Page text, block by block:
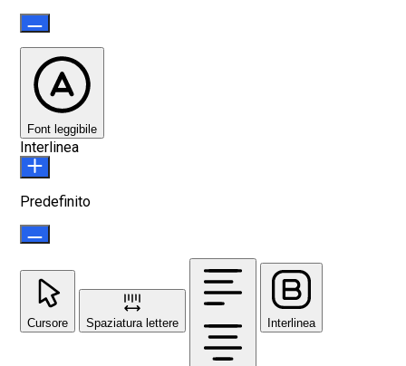
Font leggibile
Interlinea
Predefinito
Cursore Spaziatura lettere Interlinea